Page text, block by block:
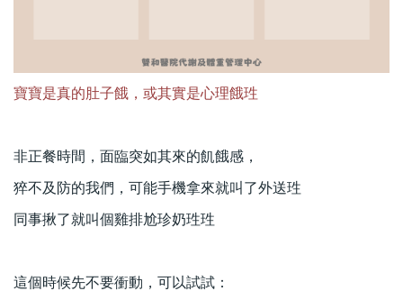
寶寶是真的肚子餓，或其實是心理餓珄
非正餐時間，面臨突如其來的飢餓感，
猝不及防的我們，可能手機拿來就叫了外送珄
同事揪了就叫個雞排尬珍奶珄珄
這個時候先不要衝動，可以試試：